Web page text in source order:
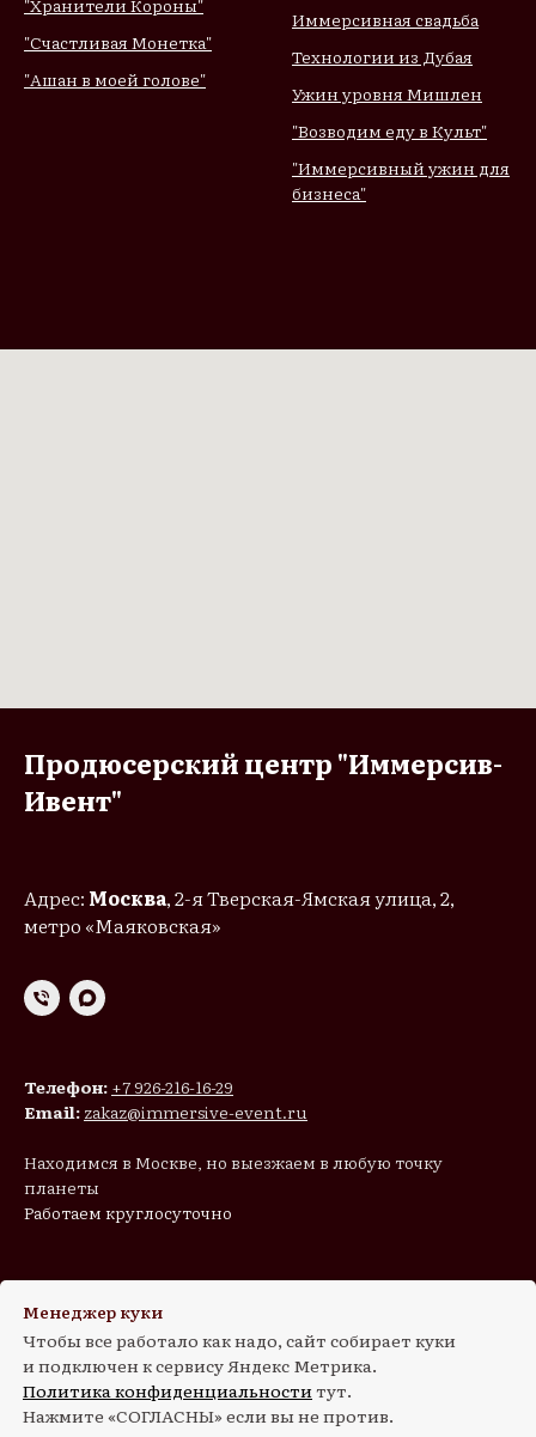
"Хранители Короны"
"Счастливая Монетка"
"Ашан в моей голове"
Иммерсивная свадьба
Технологии из Дубая
Ужин уровня Мишлен
"Возводим еду в Культ"
"Иммерсивный ужин для
бизнеса"
Продюсерский центр "Иммерсив-
Ивент"
Адрес: Москва, 2-я Тверская-Ямская улица, 2,
метро «Маяковская»
Телефон: +7 926-216-16-29
Email: zakaz@immersive-event.ru
Находимся в Москве, но выезжаем в любую точку
планеты
Работаем круглосуточно
Все права защищены. Все материалы сайта
доступны по лицензии Creative Commons Attribution
4.0 при условии указания ссылки на первоисточник
Менеджер куки
Чтобы все работало как надо, сайт собирает куки
и подключен к сервису Яндекс Метрика.
Политика конфиденциальности тут.
Нажмите «СОГЛАСНЫ» если вы не против.